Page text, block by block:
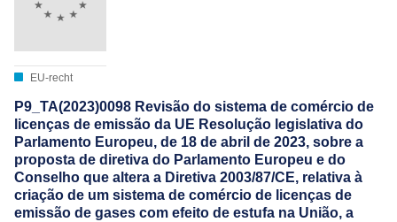
EU-recht
P9_TA(2023)0098 Revisão do sistema de comércio de
licenças de emissão da UE Resolução legislativa do
Parlamento Europeu, de 18 de abril de 2023, sobre a
proposta de diretiva do Parlamento Europeu e do
Conselho que altera a Diretiva 2003/87/CE, relativa à
criação de um sistema de comércio de licenças de
emissão de gases com efeito de estufa na União, a